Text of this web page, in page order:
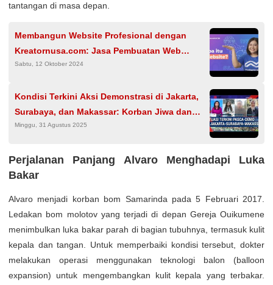
tantangan di masa depan.
Membangun Website Profesional dengan
Kreatornusa.com: Jasa Pembuatan Web
Terbaik di Indonesia
Sabtu, 12 Oktober 2024
Kondisi Terkini Aksi Demonstrasi di Jakarta,
Surabaya, dan Makassar: Korban Jiwa dan
Bangunan Terbakar
Minggu, 31 Agustus 2025
Perjalanan Panjang Alvaro Menghadapi Luka
Bakar
Alvaro menjadi korban bom Samarinda pada 5 Februari 2017.
Ledakan bom molotov yang terjadi di depan Gereja Ouikumene
menimbulkan luka bakar parah di bagian tubuhnya, termasuk kulit
kepala dan tangan. Untuk memperbaiki kondisi tersebut, dokter
melakukan operasi menggunakan teknologi balon (balloon
expansion) untuk mengembangkan kulit kepala yang terbakar.